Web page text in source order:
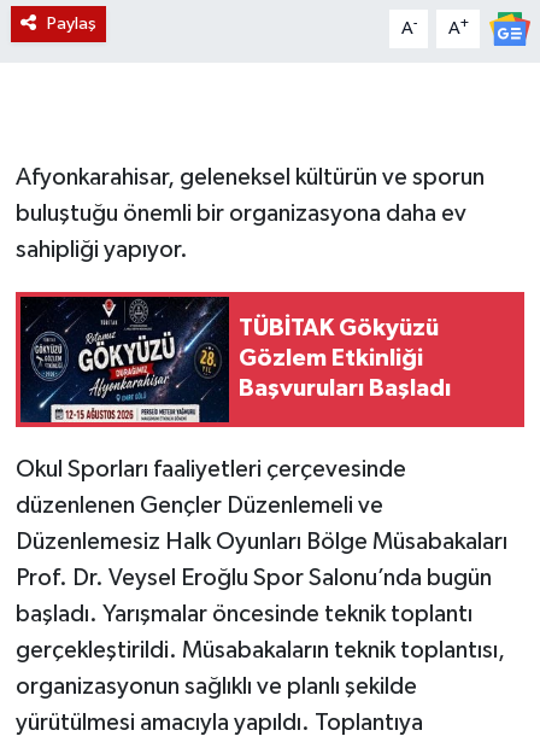
Paylaş A- A+
Afyonkarahisar, geleneksel kültürün ve sporun
buluştuğu önemli bir organizasyona daha ev
sahipliği yapıyor.
TÜBİTAK Gökyüzü
Gözlem Etkinliği
Başvuruları Başladı
Okul Sporları faaliyetleri çerçevesinde
düzenlenen Gençler Düzenlemeli ve
Düzenlemesiz Halk Oyunları Bölge Müsabakaları
Prof. Dr. Veysel Eroğlu Spor Salonu’nda bugün
başladı. Yarışmalar öncesinde teknik toplantı
gerçekleştirildi. Müsabakaların teknik toplantısı,
organizasyonun sağlıklı ve planlı şekilde
yürütülmesi amacıyla yapıldı. Toplantıya